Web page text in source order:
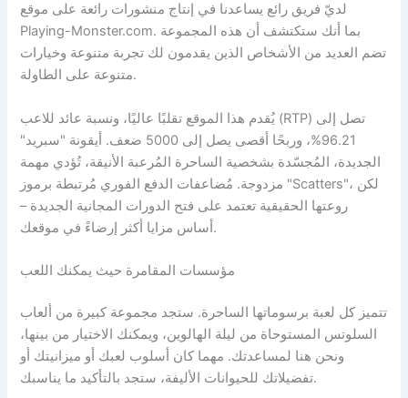
لديّ فريق رائع يساعدنا في إنتاج منشورات رائعة على موقع
Playing-Monster.com. بما أنك ستكتشف أن هذه المجموعة
تضم العديد من الأشخاص الذين يقدمون لك تجربة متنوعة وخيارات
متنوعة على الطاولة.
يُقدم هذا الموقع تقلبًا عاليًا، ونسبة عائد للاعب (RTP) تصل إلى
96.21%، وربحًا أقصى يصل إلى 5000 ضعف. أيقونة "سبريد"
الجديدة، المُجسّدة بشخصية الساحرة المُرعبة الأنيقة، تُؤدي مهمة
مزدوجة. مُضاعفات الدفع الفوري مُرتبطة برموز "Scatters"، لكن
روعتها الحقيقية تعتمد على فتح الدورات المجانية الجديدة –
أساس مزايا أكثر إرضاءً في موقعك.
مؤسسات المقامرة حيث يمكنك اللعب
تتميز كل لعبة برسوماتها الساحرة. ستجد مجموعة كبيرة من ألعاب
السلوتس المستوحاة من ليلة الهالوين، ويمكنك الاختيار من بينها،
ونحن هنا لمساعدتك. مهما كان أسلوب لعبك أو ميزانيتك أو
تفضيلاتك للحيوانات الأليفة، ستجد بالتأكيد ما يناسبك.